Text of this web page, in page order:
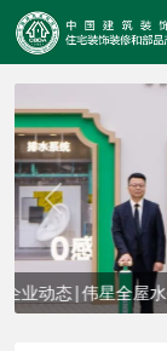
基地竣工启
中装
Previous